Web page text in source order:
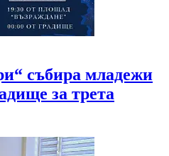
събира младежи
за трета